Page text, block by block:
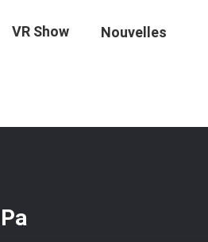
VR Show Nouvelles